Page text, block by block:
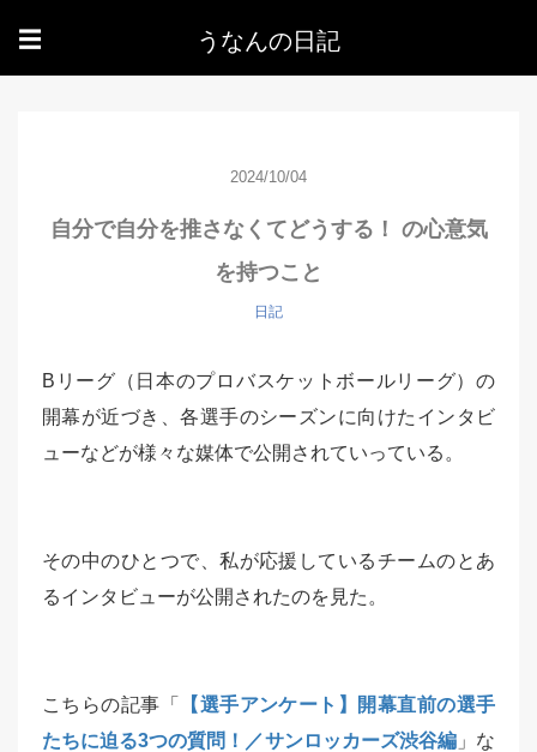
☰ うなんの日記
2024/10/04
自分で自分を推さなくてどうする！ の心意気
を持つこと
日記
Bリーグ（日本のプロバスケットボールリーグ）の
開幕が近づき、各選手のシーズンに向けたインタビ
ューなどが様々な媒体で公開されていっている。
その中のひとつで、私が応援しているチームのとあ
るインタビューが公開されたのを見た。
こちらの記事「
【選手アンケート】開幕直前の選手
たちに迫る3つの質問！／サンロッカーズ渋谷編」な